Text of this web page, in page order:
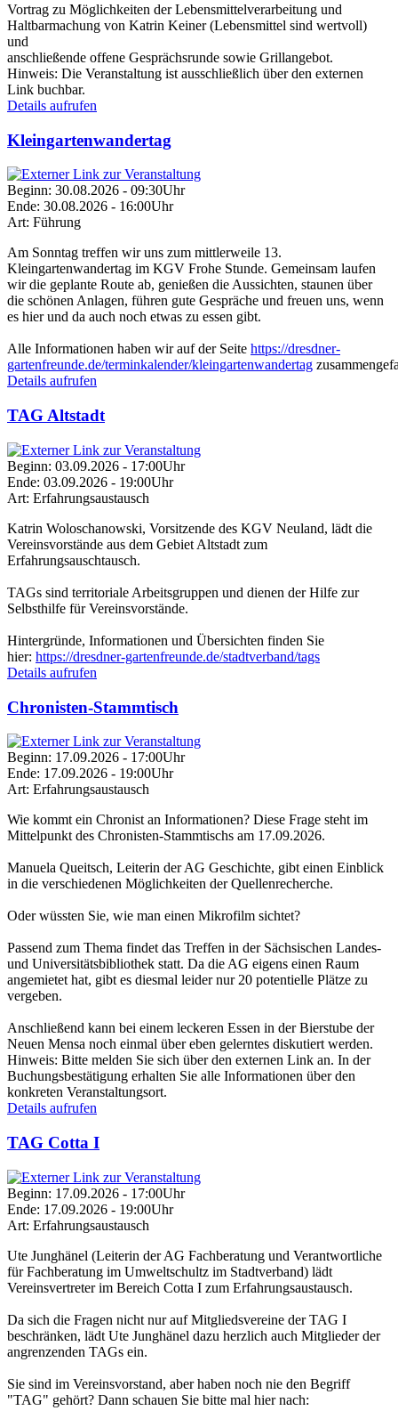
Vortrag zu Möglichkeiten der Lebensmittelverarbeitung und
Haltbarmachung von Katrin Keiner (Lebensmittel sind wertvoll)
und
anschließende offene Gesprächsrunde sowie Grillangebot.
Hinweis: Die Veranstaltung ist ausschließlich über den externen
Link buchbar.
Details aufrufen
Kleingartenwandertag
Beginn: 30.08.2026 - 09:30Uhr
Ende: 30.08.2026 - 16:00Uhr
Art: Führung
Am Sonntag treffen wir uns zum mittlerweile 13.
Kleingartenwandertag im KGV Frohe Stunde. Gemeinsam laufen
wir die geplante Route ab, genießen die Aussichten, staunen über
die schönen Anlagen, führen gute Gespräche und freuen uns, wenn
es hier und da auch noch etwas zu essen gibt.
Alle Informationen haben wir auf der Seite https://dresdner-
gartenfreunde.de/terminkalender/kleingartenwandertag
Details aufrufen
TAG Altstadt
Beginn: 03.09.2026 - 17:00Uhr
Ende: 03.09.2026 - 19:00Uhr
Art: Erfahrungsaustausch
Katrin Woloschanowski, Vorsitzende des KGV Neuland, lädt die
Vereinsvorstände aus dem Gebiet Altstadt zum
Erfahrungsauschtausch.
TAGs sind territoriale Arbeitsgruppen und dienen der Hilfe zur
Selbsthilfe für Vereinsvorstände.
Hintergründe, Informationen und Übersichten finden Sie
hier: https://dresdner-gartenfreunde.de/stadtverband/tags
Details aufrufen
Chronisten-Stammtisch
Beginn: 17.09.2026 - 17:00Uhr
Ende: 17.09.2026 - 19:00Uhr
Art: Erfahrungsaustausch
Wie kommt ein Chronist an Informationen? Diese Frage steht im
Mittelpunkt des Chronisten-Stammtischs am 17.09.2026.
Manuela Queitsch, Leiterin der AG Geschichte, gibt einen Einblick
in die verschiedenen Möglichkeiten der Quellenrecherche.
Oder wüssten Sie, wie man einen Mikrofilm sichtet?
Passend zum Thema findet das Treffen in der Sächsischen Landes-
und Universitätsbibliothek statt. Da die AG eigens einen Raum
angemietet hat, gibt es diesmal leider nur 20 potentielle Plätze zu
vergeben.
Anschließend kann bei einem leckeren Essen in der Bierstube der
Neuen Mensa noch einmal über eben gelerntes diskutiert werden.
Hinweis: Bitte melden Sie sich über den externen Link an. In der
Buchungsbestätigung erhalten Sie alle Informationen über den
konkreten Veranstaltungsort.
Details aufrufen
TAG Cotta I
Beginn: 17.09.2026 - 17:00Uhr
Ende: 17.09.2026 - 19:00Uhr
Art: Erfahrungsaustausch
Ute Junghänel (Leiterin der AG Fachberatung und Verantwortliche
für Fachberatung im Umweltschultz im Stadtverband) lädt
Vereinsvertreter im Bereich Cotta I zum Erfahrungsaustausch.
Da sich die Fragen nicht nur auf Mitgliedsvereine der TAG I
beschränken, lädt Ute Junghänel dazu herzlich auch Mitglieder der
angrenzenden TAGs ein.
Sie sind im Vereinsvorstand, aber haben noch nie den Begriff
"TAG" gehört? Dann schauen Sie bitte mal hier nach: